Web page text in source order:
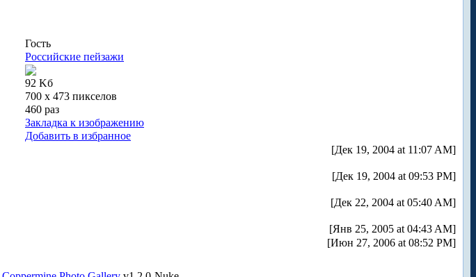
Гость
Российские пейзажи
92 Kб
700 x 473 пикселов
460 раз
Закладка к изображению
Добавить в избранное
[Дек 19, 2004 at 11:07 AM]
[Дек 19, 2004 at 09:53 PM]
[Дек 22, 2004 at 05:40 AM]
[Янв 25, 2005 at 04:43 AM]
[Июн 27, 2006 at 08:52 PM]